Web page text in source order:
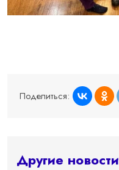
Поделиться:
Другие новости